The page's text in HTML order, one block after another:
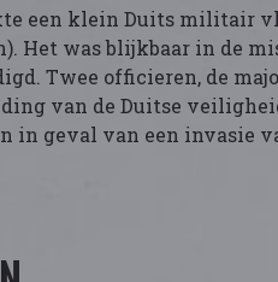
een klein Duits
Het was blijkbaar in de
Twee officieren, de
van de Duitse
in geval van een invasie